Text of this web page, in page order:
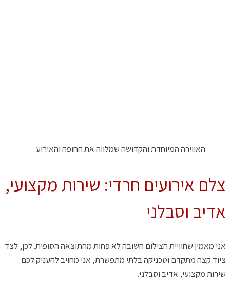
האווירה המיוחדת והקדושה שמלווה את החופה והאירוע.
צלם אירועים חרדי: שירות מקצועי,
אדיב וסבלני
אני מאמין שחוויית הצילום חשובה לא פחות מהתוצאה הסופית. לכן, לצד
ציוד קצה מתקדם וטכניקה בלתי מתפשרת, אני מחויב להעניק לכם
שירות מקצועי, אדיב וסבלני.